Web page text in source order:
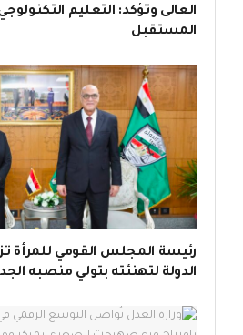
العالى وتؤكد: التعليم
المستقبل
رئيسة المجلس القومي للمرأة
الدولة لتهنئته بتولي منصبه